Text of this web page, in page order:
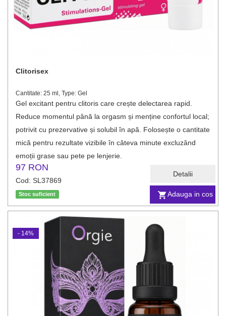
Adauga in cos
Detalii
Clitorisex
Cantitate: 25 ml, Type: Gel
Gel excitant pentru clitoris care crește delectarea rapid.
Reduce momentul până la orgasm și menține confortul local;
potrivit cu prezervative și solubil în apă. Folosește o cantitate
mică pentru rezultate vizibile în câteva minute excluzând
emoții grase sau pete pe lenjerie.
97 RON
Cod: SL37869
Stoc suficient
- 14%